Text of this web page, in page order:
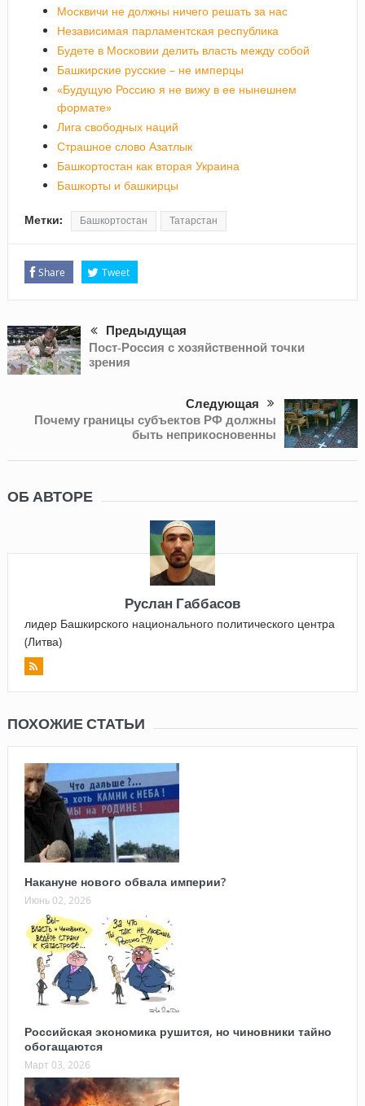
Москвичи не должны ничего решать за нас
Независимая парламентская республика
Будете в Московии делить власть между собой
Башкирские русские – не имперцы
«Будущую Россию я не вижу в ее нынешнем
формате»
Лига свободных наций
Страшное слово Азатлык
Башкортостан как вторая Украина
Башкорты и башкирцы
Метки: Башкортостан Татарстан
Share Tweet
Предыдущая
Пост-Россия с хозяйственной точки
зрения
Следующая
Почему границы субъектов РФ должны
быть неприкосновенны
ОБ АВТОРЕ
Руслан Габбасов
лидер Башкирского национального политического центра
(Литва)
ПОХОЖИЕ СТАТЬИ
Накануне нового обвала империи?
Июнь 02, 2026
Российская экономика рушится, но чиновники тайно
обогащаются
Март 03, 2026